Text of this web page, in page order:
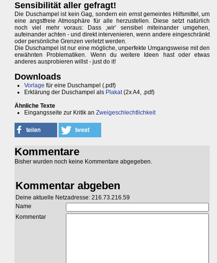
Sensibilität aller gefragt!
Die Duschampel ist kein Gag, sondern ein ernst gemeintes Hilfsmittel, um
eine angstfreie Atmosphäre für alle herzustellen. Diese setzt natürlich
noch viel mehr voraus: Dass ,wir' sensibel miteinander umgehen,
aufeinander achten - und direkt intervenieren, wenn andere eingeschränkt
oder persönliche Grenzen verletzt werden.
Die Duschampel ist nur eine mögliche, unperfekte Umgangsweise mit den
erwähnten Problematiken. Wenn du weitere Ideen hast oder etwas
anderes ausprobieren willst - just do it!
Downloads
Vorlage für eine Duschampel (.pdf)
Erklärung der Duschampel als Plakat(2x A4, .pdf)
Ähnliche Texte
Eingangsseite zur Kritik an Zweigeschlechtlichkeit
Kommentare
Bisher wurden noch keine Kommentare abgegeben.
Kommentar abgeben
Deine aktuelle Netzadresse: 216.73.216.59
Name
Kommentar